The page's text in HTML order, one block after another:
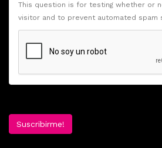
This question is for testing whether or
visitor and to prevent automated spam
Suscribirme!